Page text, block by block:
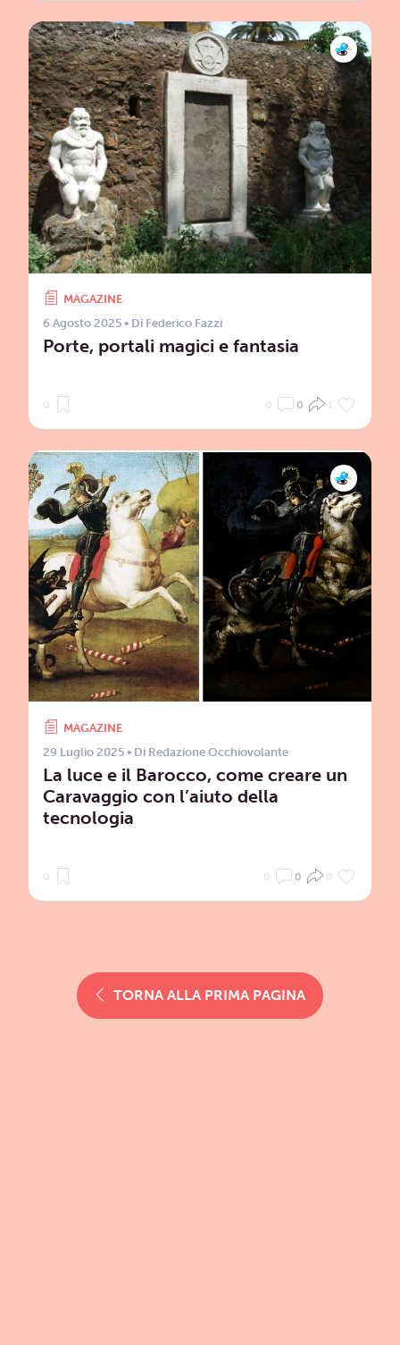
MAGAZINE
6 Agosto 2025 • Di Federico Fazzi
Porte, portali magici e fantasia
0 0 0 1
MAGAZINE
29 Luglio 2025 • Di Redazione Occhiovolante
La luce e il Barocco, come creare un
Caravaggio con l’aiuto della
tecnologia
0 0 0 0
TORNA ALLA PRIMA PAGINA